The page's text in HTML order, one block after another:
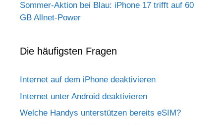
Sommer-Aktion bei Blau: iPhone 17 trifft auf 60
GB Allnet-Power
Die häufigsten Fragen
Internet auf dem iPhone deaktivieren
Internet unter Android deaktivieren
Welche Handys unterstützen bereits eSIM?